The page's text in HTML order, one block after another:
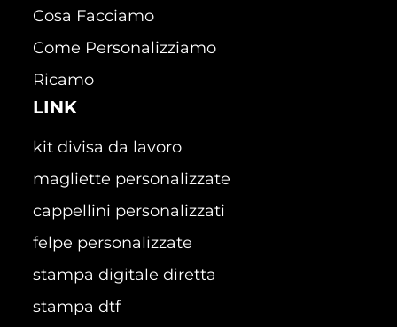
Cosa Facciamo
Come Personalizziamo
Ricamo
LINK
kit divisa da lavoro
magliette personalizzate
cappellini personalizzati
felpe personalizzate
stampa digitale diretta
stampa dtf